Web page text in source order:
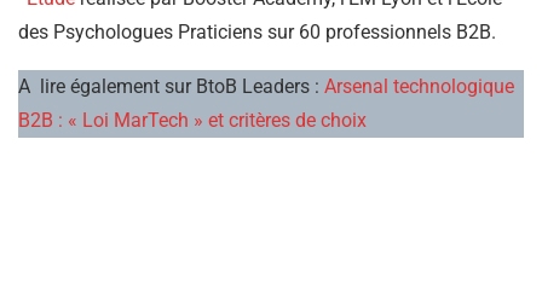
des Psychologues Praticiens sur 60 professionnels B2B.
A lire également sur BtoB Leaders : Arsenal technologique
B2B : « Loi MarTech » et critères de choix